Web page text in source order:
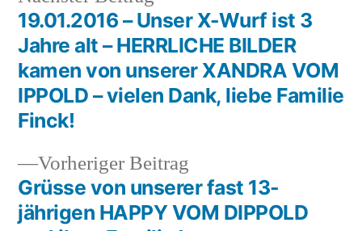
Beitragsnavigation
Vorheriger Beitrag
Beitrag:
Grüsse von unserer fast 13-
jährigen HAPPY VOM DIPPOLD
Beitrag:
19.01.2016 – Unser X-Wurf ist 3
Jahre alt – HERRLICHE BILDER
kamen von unserer XANDRA VOM
IPPOLD – vielen Dank, liebe Familie
Finck!